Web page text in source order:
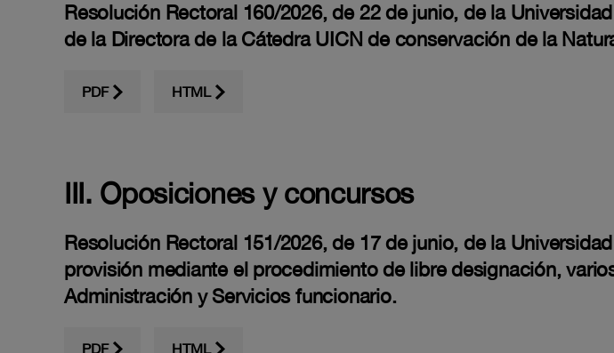
Resolución Rectoral 160/2026, de 22 de junio, de la
de la Directora de la Cátedra UICN de conservación de la
PDF HTML
III. Oposiciones y concursos
Resolución Rectoral 151/2026, de 17 de junio, de la
provisión mediante el procedimiento de libre designación,
Administración y Servicios funcionario.
PDF HTML